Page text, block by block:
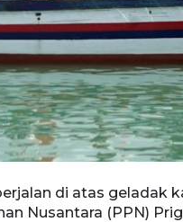
di atas geladak
Nusantara (PPN)